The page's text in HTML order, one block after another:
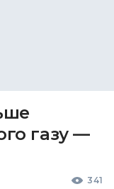
газу —
341